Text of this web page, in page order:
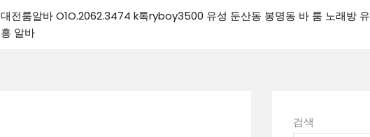
대전룸알바 O1O.2062.3474 k톡ryboy3500 유성 둔산동 봉명동 바 룸 노래방 유
흥 알바
검색